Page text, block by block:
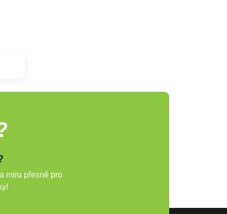
míru přesně pro